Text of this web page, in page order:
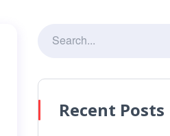
Recent Posts